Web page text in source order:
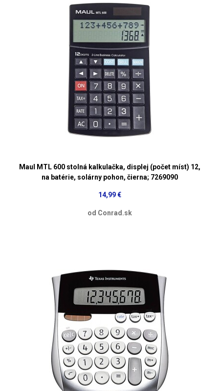
Maul MTL 600 stolná kalkulačka, displej (počet míst) 12,
na batérie, solárny pohon, čierna; 7269090
14,99 €
od Conrad.sk